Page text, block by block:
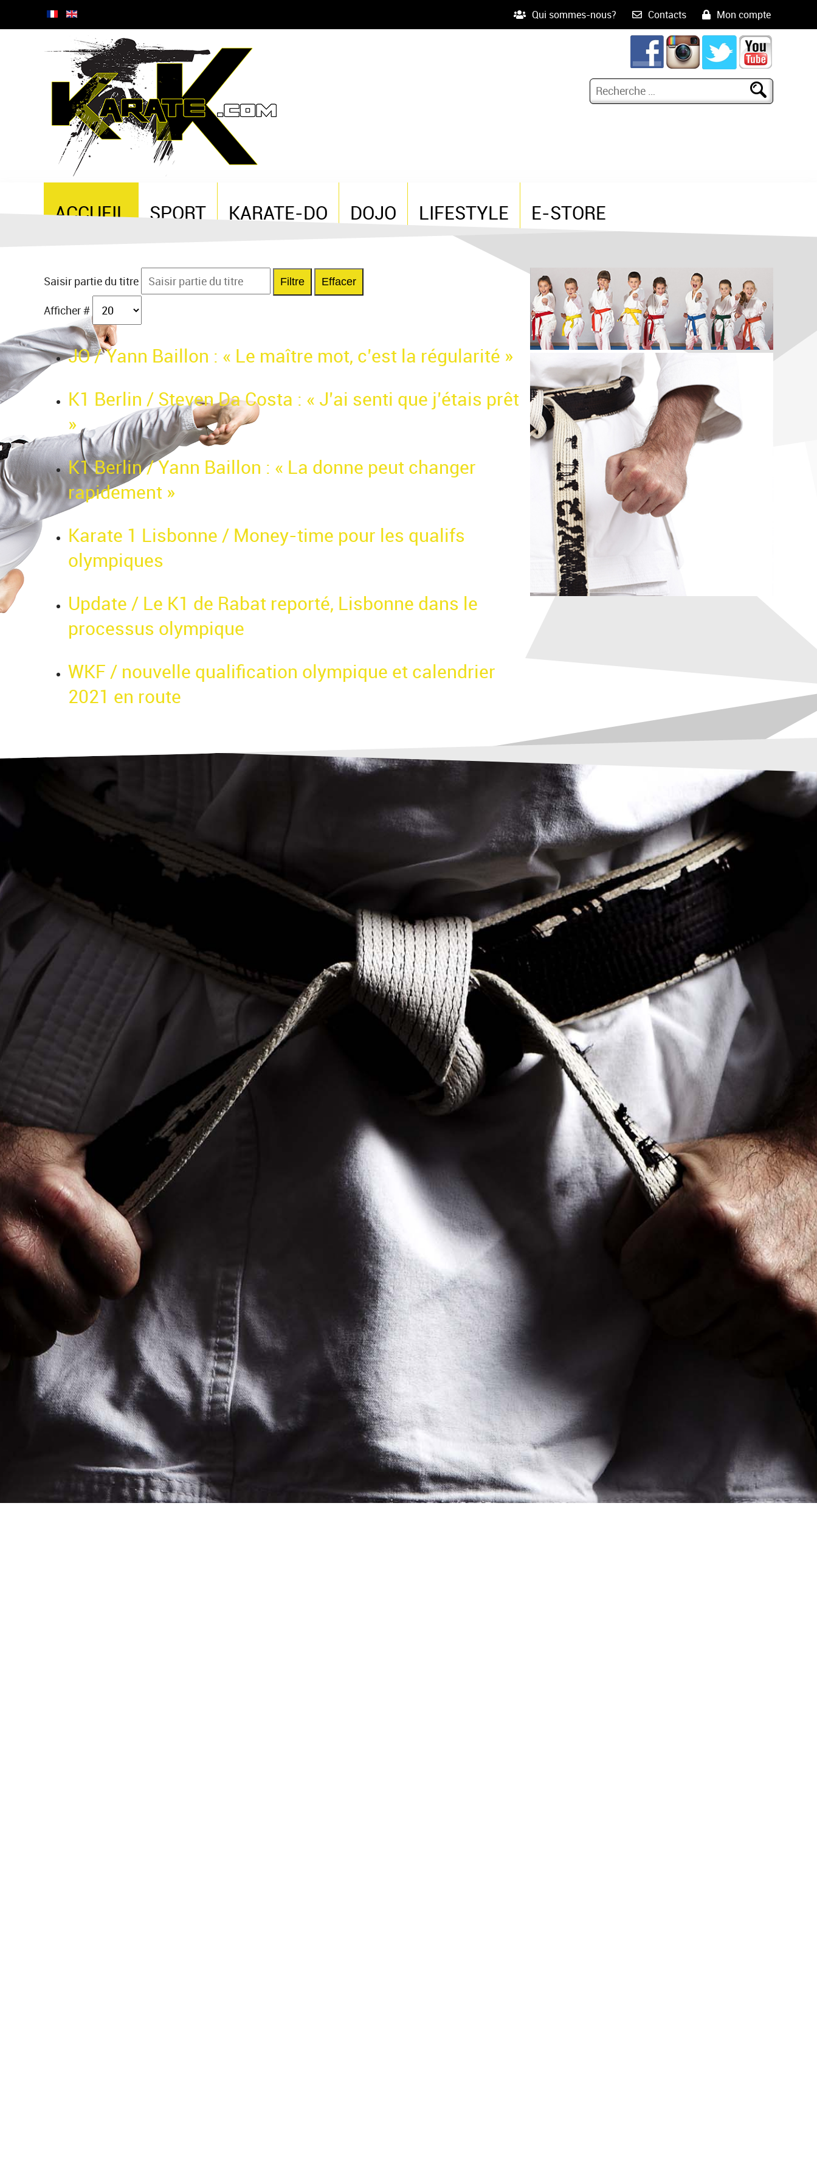
Qui sommes-nous? Contacts Mon compte
ACCUEIL SPORT KARATE-DO DOJO LIFESTYLE E-STORE
Saisir partie du titre Filtre Effacer
Afficher #
JO / Yann Baillon : « Le maître mot, c’est la régularité »
K1 Berlin / Steven Da Costa : « J’ai senti que j’étais prêt
»
K1 Berlin / Yann Baillon : « La donne peut changer
rapidement »
Karate 1 Lisbonne / Money-time pour les qualifs
olympiques
Update / Le K1 de Rabat reporté, Lisbonne dans le
processus olympique
WKF / nouvelle qualification olympique et calendrier
2021 en route